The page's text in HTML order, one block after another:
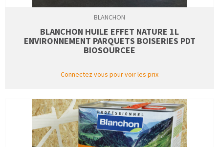
BLANCHON
BLANCHON HUILE EFFET NATURE 1L
ENVIRONNEMENT PARQUETS BOISERIES PDT
BIOSOURCEE
Connectez vous pour voir les prix